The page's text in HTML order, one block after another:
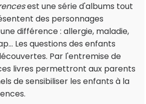
est une série d'albums tout
des personnages
différence : allergie, maladie,
Les questions des enfants
Par l'entremise de
livres permettront aux parents
de sensibiliser les enfants à la